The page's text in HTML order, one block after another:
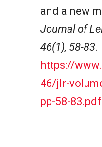
and a new
Journal of
46(1), 58-83.
https://
46/jlr-
pp-58-83.pdf